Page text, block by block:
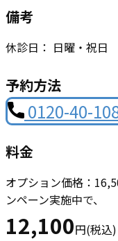
備考
休診日： 日曜・祝日
予約方法
0120-40-
料金
オプション価格：
ンペーン実施中で、
12,100円(税込